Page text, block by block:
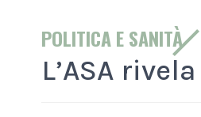
POLITICA E SANITÀ
L’ASA